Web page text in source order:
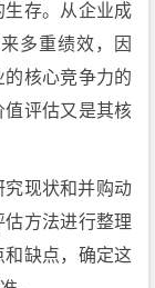
生存。从企业成
多重绩效，因
核心竞争力的
值评估又是其核
现状和并购动
方法进行整理
缺点，确定这